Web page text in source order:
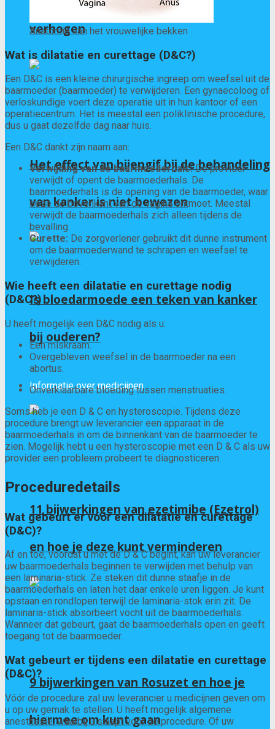
verhogen
Het effect van bijengif bij de behandeling
van kanker is niet bewezen
Is bloedarmoede een teken van kanker
bij ouderen?
Informatie over medicijnen
11 bijwerkingen van ezetimibe (Ezetrol)
en hoe je deze kunt verminderen
9 bijwerkingen van Rosuzet en hoe je
hiermee om kunt gaan
Anatomie van het vrouwelijke bekken
Wat is dilatatie en curettage (D&C?)
Een D&C is een kleine chirurgische ingreep om weefsel uit de
baarmoeder (baarmoeder) te verwijderen. Een gynaecoloog of
verloskundige voert deze operatie uit in hun kantoor of een
operatiecentrum. Het is meestal een poliklinische procedure,
dus u gaat dezelfde dag naar huis.
Een D&C dankt zijn naam aan:
Verwijding van de baarmoederhals:De provider
verwijdt of opent de baarmoederhals. De
baarmoederhals is de opening van de baarmoeder, waar
deze de bovenkant van de vagina ontmoet. Meestal
verwijdt de baarmoederhals zich alleen tijdens de
bevalling.
Curette: De zorgverlener gebruikt dit dunne instrument
om de baarmoederwand te schrapen en weefsel te
verwijderen.
Wie heeft een dilatatie en curettage nodig
(D&C?)
U heeft mogelijk een D&C nodig als u:
Een miskraam.
Overgebleven weefsel in de baarmoeder na een
abortus.
Onverklaarbare bloeding tussen menstruaties.
Soms heb je een D & C en hysteroscopie. Tijdens deze
procedure brengt uw leverancier een apparaat in de
baarmoederhals in om de binnenkant van de baarmoeder te
zien. Mogelijk hebt u een hysteroscopie met een D & C als uw
provider een probleem probeert te diagnosticeren.
Proceduredetails
Wat gebeurt er vóór een dilatatie en curettage
(D&C)?
Af en toe, voordat u met de D & C begint, kan uw leverancier
uw baarmoederhals beginnen te verwijden met behulp van
een laminaria-stick. Ze steken dit dunne staafje in de
baarmoederhals en laten het daar enkele uren liggen. Je kunt
opstaan ​​en rondlopen terwijl de laminaria-stok erin zit. De
laminaria-stick absorbeert vocht uit de baarmoederhals.
Wanneer dat gebeurt, gaat de baarmoederhals open en geeft
toegang tot de baarmoeder.
Wat gebeurt er tijdens een dilatatie en curettage
(D&C)?
Vóór de procedure zal uw leverancier u medicijnen geven om
u op uw gemak te stellen. U heeft mogelijk algemene
anesthesie, waarbij u slaapt voor de procedure. Of uw